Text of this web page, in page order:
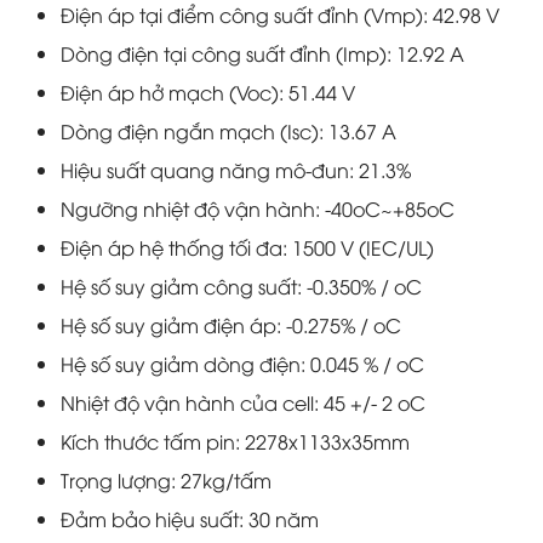
Điện áp tại điểm công suất đỉnh (Vmp): 42.98 V
Dòng điện tại công suất đỉnh (Imp): 12.92 A
Điện áp hở mạch (Voc): 51.44 V
Dòng điện ngắn mạch (Isc): 13.67 A
Hiệu suất quang năng mô-đun: 21.3%
Ngưỡng nhiệt độ vận hành: -40oC~+85oC
Điện áp hệ thống tối đa: 1500 V (IEC/UL)
Hệ số suy giảm công suất: -0.350% / oC
Hệ số suy giảm điện áp: -0.275% / oC
Hệ số suy giảm dòng điện: 0.045 % / oC
Nhiệt độ vận hành của cell: 45 +/- 2 oC
Kích thước tấm pin: 2278x1133x35mm
Trọng lượng: 27kg/tấm
Đảm bảo hiệu suất: 30 năm